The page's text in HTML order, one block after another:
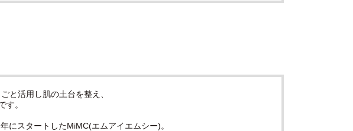
と活用し肌の土台を整え、
す。
にスタートしたMiMC(エムアイエムシー)。